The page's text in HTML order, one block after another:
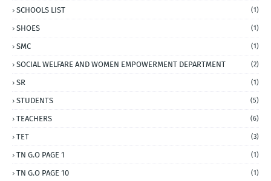
SCHOOLS LIST (1)
SHOES (1)
SMC (1)
SOCIAL WELFARE AND WOMEN EMPOWERMENT DEPARTMENT (2)
SR (1)
STUDENTS (5)
TEACHERS (6)
TET (3)
TN G.O PAGE 1 (1)
TN G.O PAGE 10 (1)